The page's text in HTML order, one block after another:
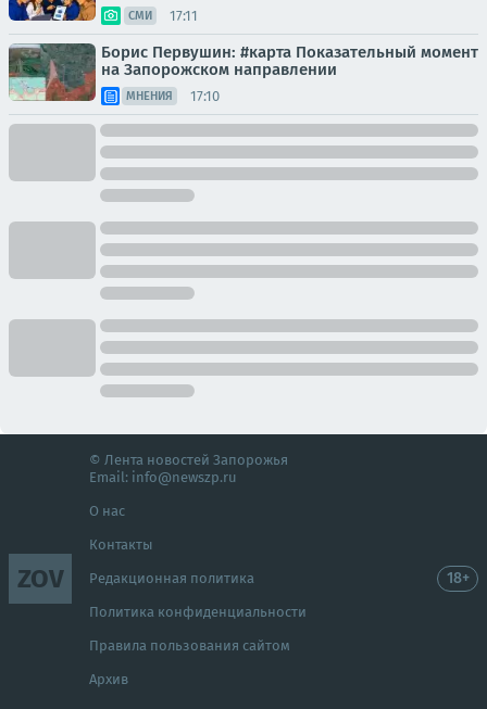
СМИ 17:11
Борис Первушин: #карта Показательный момент
на Запорожском направлении
МНЕНИЯ 17:10
ZOV
© Лента новостей Запорожья
Email: info@newszp.ru
О нас
Контакты
Редакционная политика
Политика конфиденциальности
Правила пользования сайтом
Архив
18+